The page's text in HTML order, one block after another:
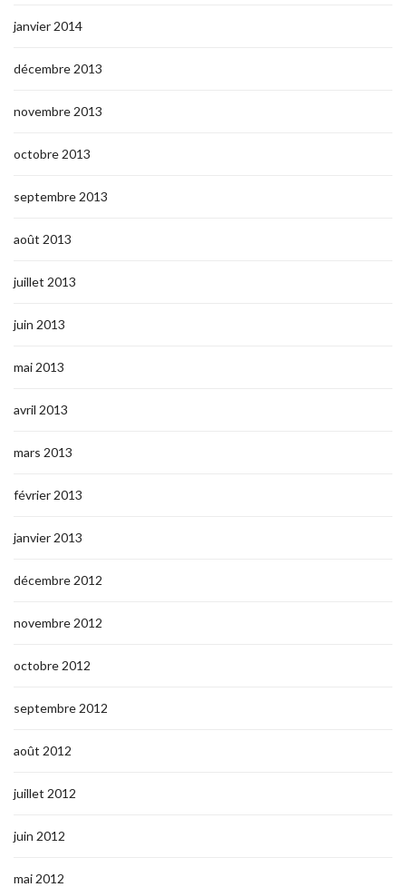
janvier 2014
décembre 2013
novembre 2013
octobre 2013
septembre 2013
août 2013
juillet 2013
juin 2013
mai 2013
avril 2013
mars 2013
février 2013
janvier 2013
décembre 2012
novembre 2012
octobre 2012
septembre 2012
août 2012
juillet 2012
juin 2012
mai 2012